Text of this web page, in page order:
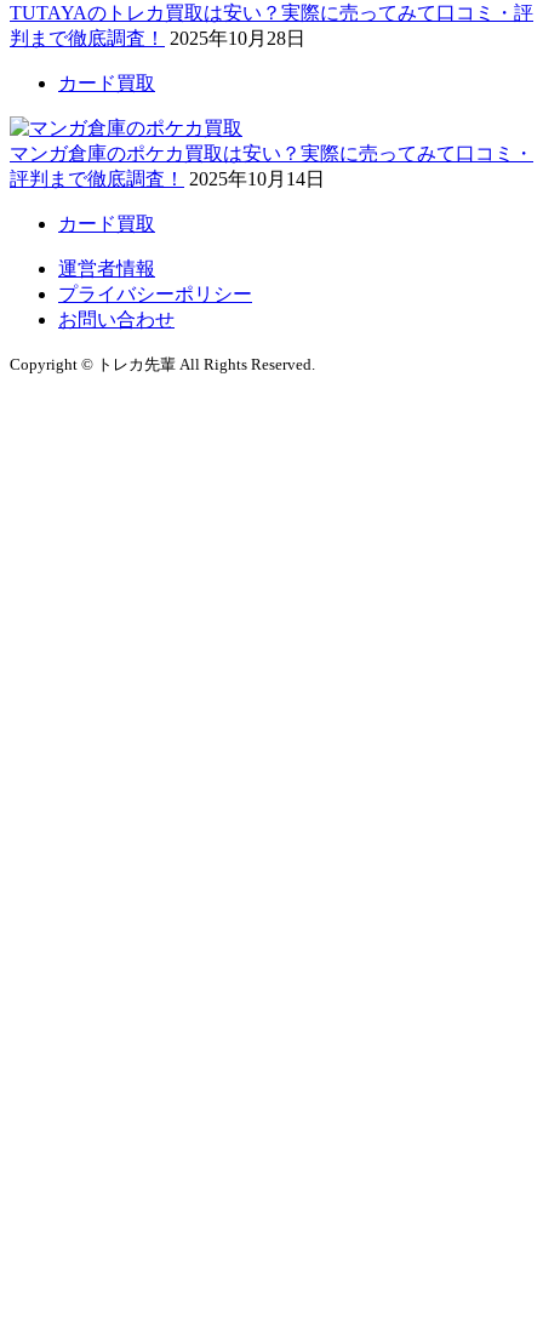
TUTAYAのトレカ買取は安い？実際に売ってみて口コミ・評
判まで徹底調査！
2025年10月28日
カード買取
マンガ倉庫のポケカ買取は安い？実際に売ってみて口コミ・
評判まで徹底調査！
2025年10月14日
カード買取
運営者情報
プライバシーポリシー
お問い合わせ
Copyright © トレカ先輩 All Rights Reserved.